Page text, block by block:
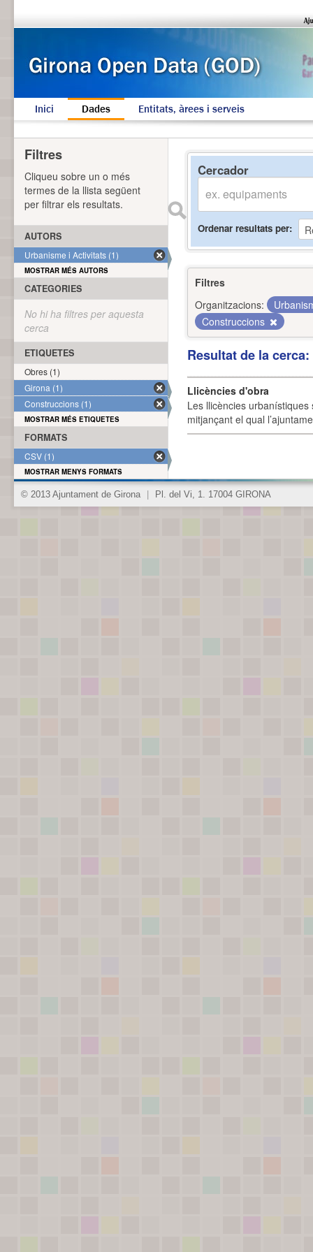
Inici Dades Entitats, àrees i serveis
Cercador
Ordenar resultats per
Filtres
Organitzacions:
Construccions
Resultat de la
Llicències d'obra
Les llicències
mitjançant el qual
Filtres
Cliqueu sobre un o més
termes de la llista següent
per filtrar els resultats.
AUTORS
Urbanisme i Activitats (1)
MOSTRAR MÉS AUTORS
CATEGORIES
No hi ha filtres per aquesta
cerca
ETIQUETES
Obres (1)
Girona (1)
Construccions (1)
MOSTRAR MÉS ETIQUETES
FORMATS
CSV (1)
MOSTRAR MENYS FORMATS
© 2013 Ajuntament de Girona Pl. del Vi, 1. 17004 GIRONA